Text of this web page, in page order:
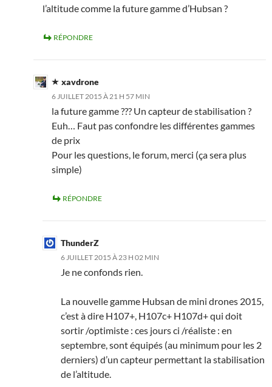
l’altitude comme la future gamme d’Hubsan ?
RÉPONDRE
xavdrone
6 JUILLET 2015 À 21 H 57 MIN
la future gamme ??? Un capteur de stabilisation ?
Euh… Faut pas confondre les différentes gammes
de prix
Pour les questions, le forum, merci (ça sera plus
simple)
RÉPONDRE
ThunderZ
6 JUILLET 2015 À 23 H 02 MIN
Je ne confonds rien.
La nouvelle gamme Hubsan de mini drones 2015,
c’est à dire H107+, H107c+ H107d+ qui doit
sortir /optimiste : ces jours ci /réaliste : en
septembre, sont équipés (au minimum pour les 2
derniers) d’un capteur permettant la stabilisation
de l’altitude.